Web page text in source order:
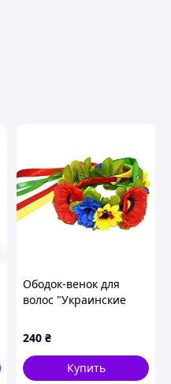
Ободок-венок для
волос "Украинские
разноцветные ленты
240 ₴
Купить